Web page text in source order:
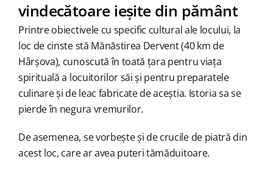
vindecătoare ieșite din pământ
Printre obiectivele cu specific cultural ale locului, la
loc de cinste stă Mănăstirea Dervent (40 km de
Hârșova), cunoscută în toată țara pentru viața
spirituală a locuitorilor săi și pentru preparatele
culinare și de leac fabricate de aceștia. Istoria sa se
pierde în negura vremurilor.
De asemenea, se vorbește și de crucile de piatră din
acest loc, care ar avea puteri tămăduitoare.